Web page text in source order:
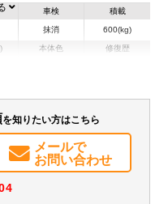
車検
抹消
積載
600(kg)
本体色 修復歴
エアバッグ
集中ドアロック
を知りたい方はこちら
メールで
お問い合わせ